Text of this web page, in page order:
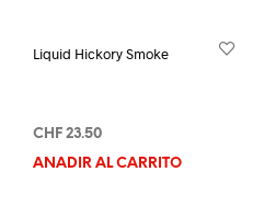
Liquid Hickory Smoke
CHF 23.50
AÑADIR AL CARRITO